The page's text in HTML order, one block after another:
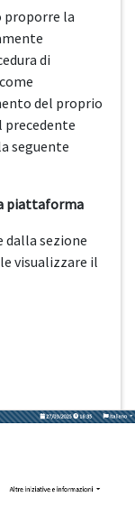
proporre la
di
del proprio
precedente
seguente
piattaforma
dalla sezione
visualizzare il